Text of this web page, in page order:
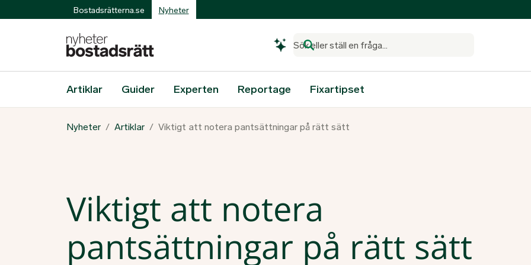
Bostadsrätterna.se Nyheter
Sök eller ställ en fråga...
Artiklar Guider Experten Reportage Fixartipset
Nyheter Artiklar Viktigt att notera pantsättningar på rätt sätt
Viktigt att notera
pantsättningar på rätt sätt